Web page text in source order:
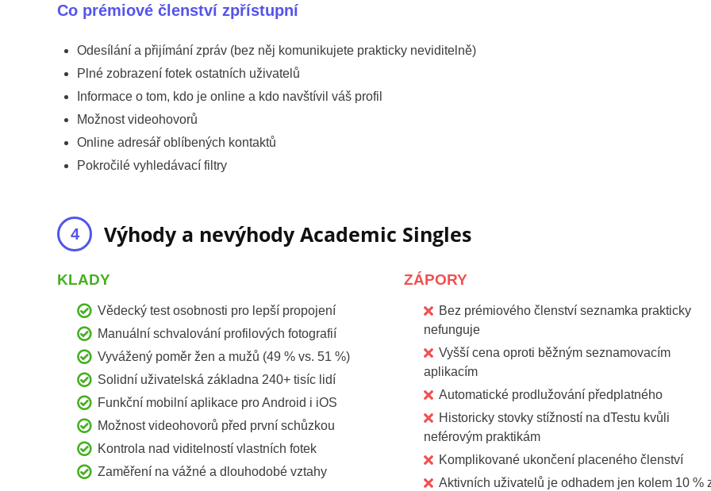
Co prémiové členství zpřístupní
Odesílání a přijímání zpráv (bez něj komunikujete prakticky neviditelně)
Plné zobrazení fotek ostatních uživatelů
Informace o tom, kdo je online a kdo navštívil váš profil
Možnost videohovorů
Online adresář oblíbených kontaktů
Pokročilé vyhledávací filtry
Výhody a nevýhody Academic Singles
KLADY
Vědecký test osobnosti pro lepší propojení
Manuální schvalování profilových fotografií
Vyvážený poměr žen a mužů (49 % vs. 51 %)
Solidní uživatelská základna 240+ tisíc lidí
Funkční mobilní aplikace pro Android i iOS
Možnost videohovorů před první schůzkou
Kontrola nad viditelností vlastních fotek
Zaměření na vážné a dlouhodobé vztahy
ZÁPORY
Bez prémiového členství seznamka prakticky
nefunguje
Vyšší cena oproti běžným seznamovacím
aplikacím
Automatické prodlužování předplatného
Historicky stovky stížností na dTestu kvůli
neférovým praktikám
Komplikované ukončení placeného členství
Aktivních uživatelů je odhadem jen kolem 10 %